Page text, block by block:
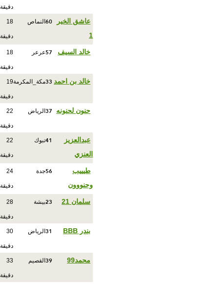
دقيقة
عاشق الخير
1
60 النماص 18
دقيقة
خالد السيف 57عرعر 18
دقيقة
خالد بن احمد 33مكة_المكرمة19
دقيقة
حنون لحنونه 37 الرياض 22
دقيقة
عبدالعزيز
العنزي
41تبوك 22
دقيقة
طيييب
وحنووون
56جدة 24
دقيقة
سلمان 21 23بيشة 28
دقيقة
بندر BBB 31 الرياض 30
دقيقة
محمد99 39 القصيم 33
دقيقة